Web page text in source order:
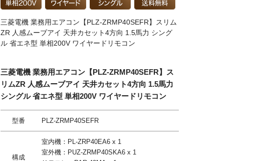
三菱電機 業務用エアコン【PLZ-ZRMP40SEFR】スリム
ZR 人感ムーブアイ 天井カセット4方向 1.5馬力 シング
ル 省エネ型 単相200V ワイヤードリモコン
三菱電機 業務用エアコン【PLZ-ZRMP40SEFR】ス
リムZR 人感ムーブアイ 天井カセット4方向 1.5馬力
シングル 省エネ型 単相200V ワイヤードリモコン
型番 PLZ-ZRMP40SEFR
構成
室内機：PL-ZRP40EA6 x 1
室外機：PUZ-ZRMP40SKA6 x 1